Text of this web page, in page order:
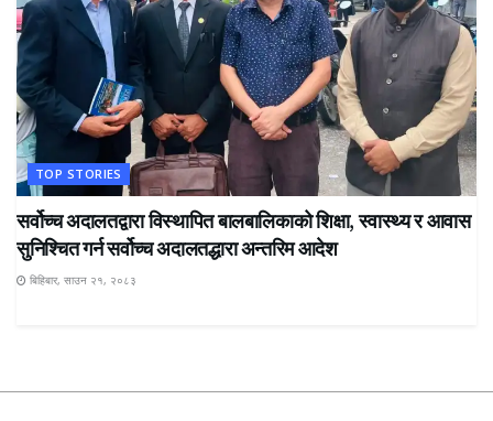
TOP STORIES
सर्वोच्च अदालतद्वारा विस्थापित बालबालिकाको शिक्षा, स्वास्थ्य र आवास
सुनिश्चित गर्न सर्वोच्च अदालतद्धारा अन्तरिम आदेश
बिहिबार, साउन २१, २०८३